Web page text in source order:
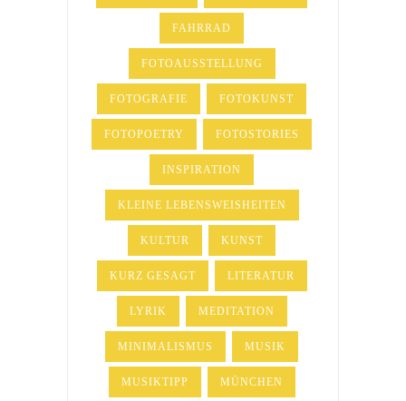
FAHRRAD
FOTOAUSSTELLUNG
FOTOGRAFIE FOTOKUNST
FOTOPOETRY FOTOSTORIES
INSPIRATION
KLEINE LEBENSWEISHEITEN
KULTUR KUNST
KURZ GESAGT LITERATUR
LYRIK MEDITATION
MINIMALISMUS MUSIK
MUSIKTIPP MÜNCHEN